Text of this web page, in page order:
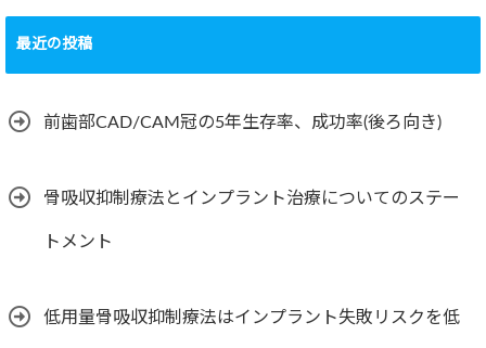
最近の投稿
前歯部CAD/CAM冠の5年生存率、成功率(後ろ向き)
骨吸収抑制療法とインプラント治療についてのステー
トメント
低用量骨吸収抑制療法はインプラント失敗リスクを低